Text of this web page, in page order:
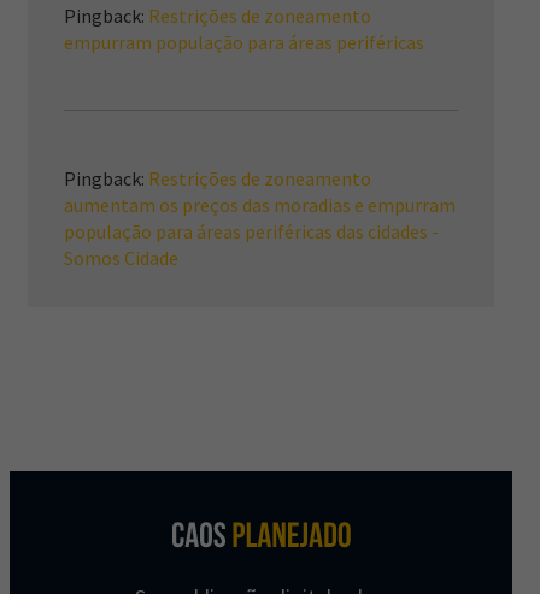
Pingback: Restrições de zoneamento
empurram população para áreas periféricas
Pingback: Restrições de zoneamento
aumentam os preços das moradias e empurram
população para áreas periféricas das cidades -
Somos Cidade